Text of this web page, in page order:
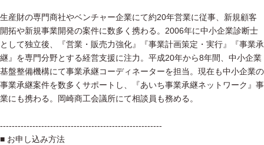
生産財の専門商社やベンチャー企業にて約20年営業に従事、新規顧客
開拓や新規事業開発の案件に数多く携わる。2006年に中小企業診断士
として独立後、『営業・販売力強化』『事業計画策定・実行』『事業承
継』を専門分野とする経営支援に注力。平成20年から8年間、中小企業
基盤整備機構にて事業承継コーディネーターを担当。現在も中小企業の
事業承継案件を数多くサポートし、『あいち事業承継ネットワーク』事
業にも携わる。岡崎商工会議所にて相談員も務める。
-------------------------------------------------------
■ お申し込み方法